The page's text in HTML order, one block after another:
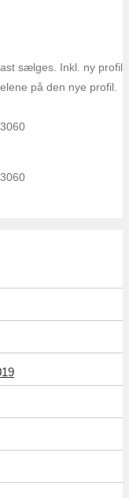
sælges. Inkl. ny profil
på den nye profil.